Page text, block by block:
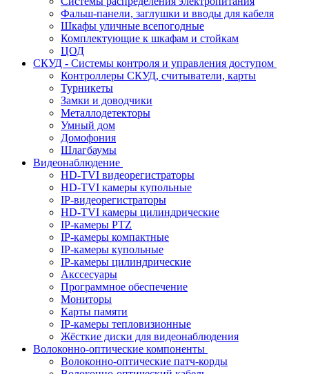
Фальш-панели, заглушки и вводы для кабеля
Шкафы уличные всепогодные
Комплектующие к шкафам и стойкам
ЦОД
СКУД - Системы контроля и управления доступом
Контроллеры СКУД, считыватели, карты
Турникеты
Замки и доводчики
Металлодетекторы
Умный дом
Домофония
Шлагбаумы
Видеонаблюдение
HD-TVI видеорегистраторы
HD-TVI камеры купольные
IP-видеорегистраторы
HD-TVI камеры цилиндрические
IP-камеры PTZ
IP-камеры компактные
IP-камеры купольные
IP-камеры цилиндрические
Акссесуары
Программное обеспечение
Мониторы
Карты памяти
IP-камеры тепловизионные
Жёсткие диски для видеонаблюдения
Волоконно-оптические компоненты
Волоконно-оптические патч-корды